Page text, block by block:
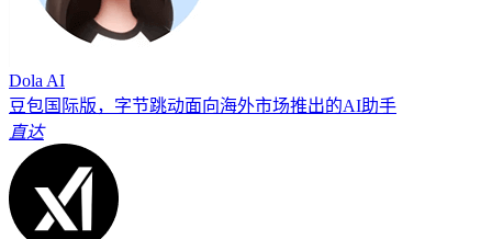
Dola AI
豆包国际版，字节跳动面向海外市场推出的AI助手
直达